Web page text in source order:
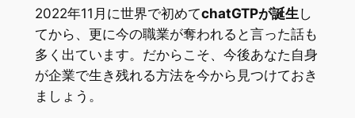
2022年11月に世界で初めてchatGTPが誕生 し
てから、更に今の職業が奪われると言った話も
多く出ています。だからこそ、今後あなた自身
が企業で生き残れる方法を今から見つけておき
ましょう。